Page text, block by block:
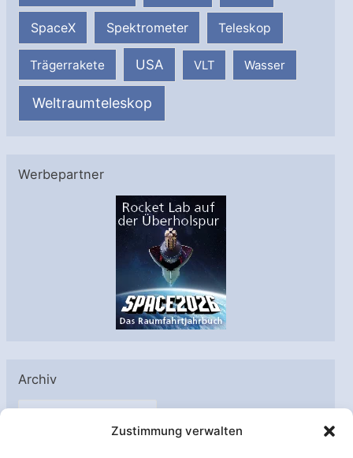
Zustimmung verwalten
SpaceX Spektrometer Teleskop
Trägerrakete USA VLT Wasser
Weltraumteleskop
Werbepartner
Archiv
A